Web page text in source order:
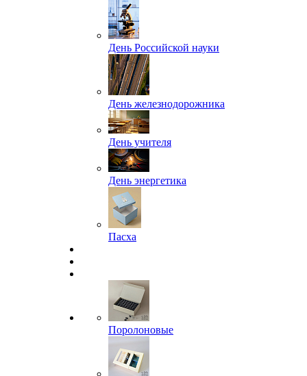
День Российской науки
День железнодорожника
День учителя
День энергетика
Пасха
Поролоновые